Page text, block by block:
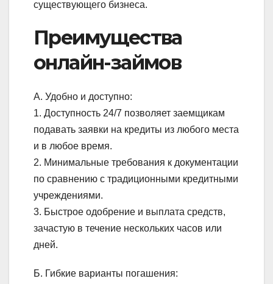
существующего бизнеса.
Преимущества
онлайн-займов
А. Удобно и доступно:
1. Доступность 24/7 позволяет заемщикам
подавать заявки на кредиты из любого места
и в любое время.
2. Минимальные требования к документации
по сравнению с традиционными кредитными
учреждениями.
3. Быстрое одобрение и выплата средств,
зачастую в течение нескольких часов или
дней.
Б. Гибкие варианты погашения: